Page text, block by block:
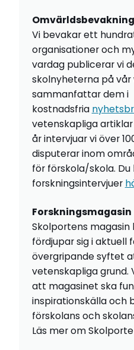
Omvärldsbevakning
Vi bevakar ett
organisationer och
vardag publicerar vi
skolnyheterna på
sammanfattar dem i
kostnadsfria
vetenskapliga
år intervjuar vi över
disputerar inom
för förskola/skola. Du
forskningsintervjuer
Forskningsmagasin
Skolportens
fördjupar sig i aktuell
övergripande syftet
vetenskapliga grund.
att magasinet ska
inspirationskälla och
förskolans och
Läs mer om